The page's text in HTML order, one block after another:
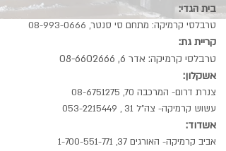
:בית הגדי
טרבלסי קרמיקה: מתחם סי סנטר, 08-993-0666
קריית גת:
טרבלסי קרמיקה: אדר 6,
08-6602666
אשקלון:
צנרת דרום- המרכבה 70,
08-6751275
עשוש קרמיקה- צה"ל 31 ,
053-2215449
אשדוד:
אביב קרמיקה- האורגים 37,
1-700-551-771